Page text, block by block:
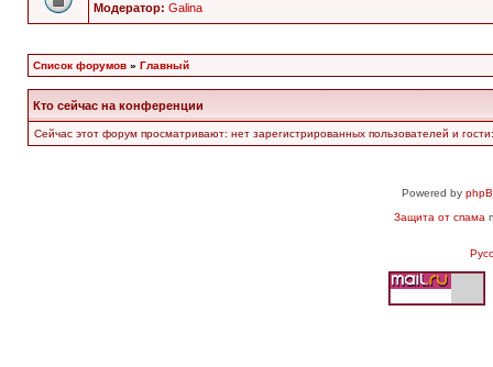
Модератор: Galina
Список форумов » Главный
Кто сейчас на конференции
Сейчас этот форум просматривают: нет зарегистрированных пользователей и
Powered by
Защита от спама